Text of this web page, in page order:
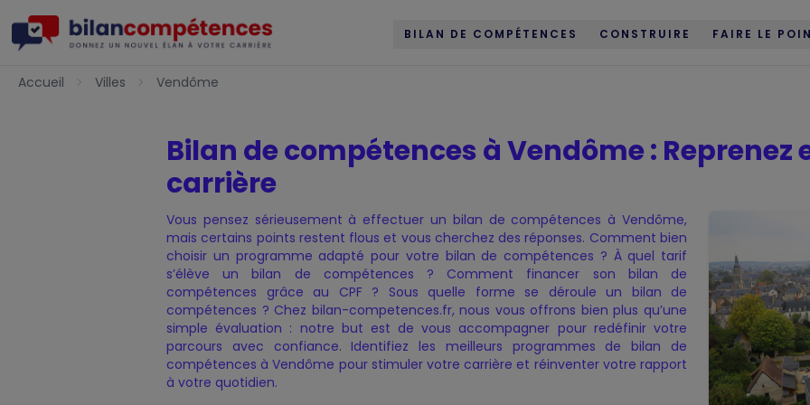
Accueil BILAN DE COMPÉTENCES CONSTRUIRE FAIRE LE
Accueil Villes Vendôme
Bilan de compétences à Vendôme : Reprenez
carrière
Vous pensez sérieusement à effectuer un bilan de compétences à Vendôme,
mais certains points restent flous et vous cherchez des réponses. Comment bien
choisir un programme adapté pour votre bilan de compétences ? À quel tarif
s’élève un bilan de compétences ? Comment financer son bilan de
compétences grâce au CPF ? Sous quelle forme se déroule un bilan de
compétences ? Chez bilan-competences.fr, nous vous offrons bien plus qu’une
simple évaluation : notre but est de vous accompagner pour redéfinir votre
parcours avec confiance. Identifiez les meilleurs programmes de bilan de
compétences à Vendôme pour stimuler votre carrière et réinventer votre rapport
à votre quotidien.
Présentation — Bilan de compétences
Charte de Qualité
Nos certificats de qualité
Notre Offre
Politique de confidentialité